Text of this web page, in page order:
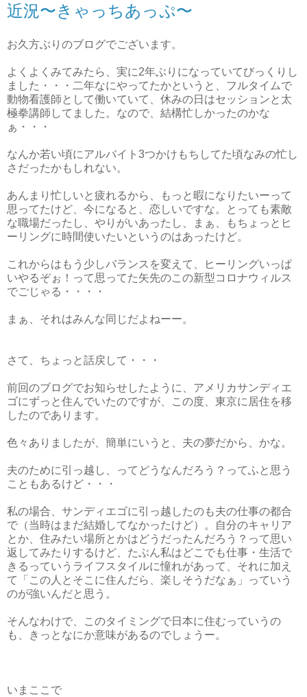
近況〜きゃっちあっぷ〜
お久方ぶりのブログでございます。
よくよくみてみたら、実に2年ぶりになっていてびっくりし
ました・・・二年なにやってたかというと、フルタイムで
動物看護師として働いていて、休みの日はセッションと太
極拳講師してました。なので、結構忙しかったのかな
ぁ・・・
なんか若い頃にアルバイト3つかけもちしてた頃なみの忙し
さだったかもしれない。
あんまり忙しいと疲れるから、もっと暇になりたいーって
思ってたけど、今になると、恋しいですな。とっても素敵
な職場だったし、やりがいあったし、まぁ、もちょっとヒ
ーリングに時間使いたいというのはあったけど。
これからはもう少しバランスを変えて、ヒーリングいっぱ
いやるぞぉ！って思ってた矢先のこの新型コロナウィルス
でごじゃる・・・・
まぁ、それはみんな同じだよねーー。
さて、ちょっと話戻して・・・
前回のブログでお知らせしたように、アメリカサンディエ
ゴにずっと住んでいたのですが、この度、東京に居住を移
したのであります。
色々ありましたが、簡単にいうと、夫の夢だから、かな。
夫のために引っ越し、ってどうなんだろう？ってふと思う
こともあるけど・・・
私の場合、サンディエゴに引っ越したのも夫の仕事の都合
で（当時はまだ結婚してなかったけど）。自分のキャリア
とか、住みたい場所とかはどうだったんだろう？って思い
返してみたりするけど、たぶん私はどこでも仕事・生活で
きるっていうライフスタイルに憧れがあって、それに加え
て「この人とそこに住んだら、楽しそうだなぁ」っていう
のが強いんだと思う。
そんなわけで、このタイミングで日本に住むっていうの
も、きっとなにか意味があるのでしょうー。
いまここで